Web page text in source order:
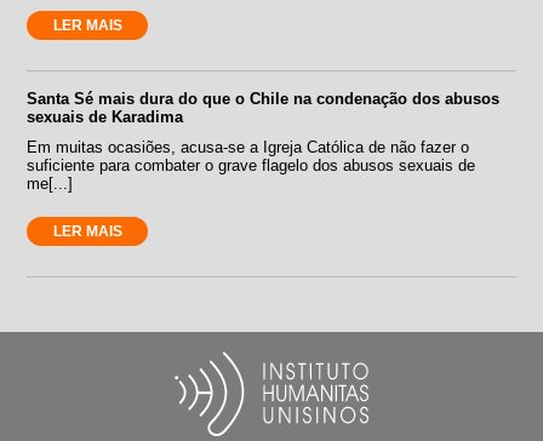
LER MAIS
Santa Sé mais dura do que o Chile na condenação dos abusos
sexuais de Karadima
Em muitas ocasiões, acusa-se a Igreja Católica de não fazer o
suficiente para combater o grave flagelo dos abusos sexuais de
me[...]
LER MAIS